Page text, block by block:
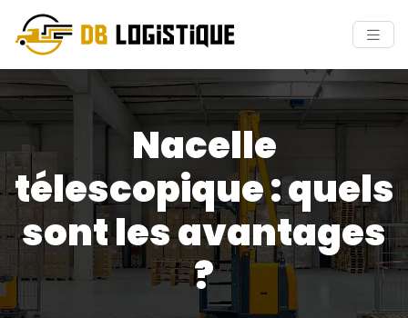
Nacelle
télescopique : quels
sont les avantages
?